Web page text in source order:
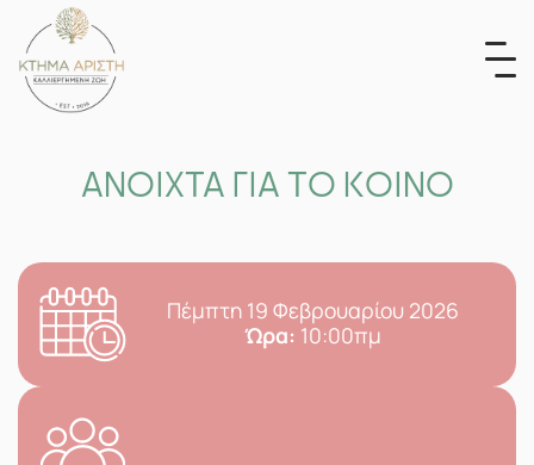
content
ΑΝΟΙΧΤΑ ΓΙΑ ΤΟ ΚΟΙΝΟ
Πέμπτη 19 Φεβρουαρίου 2026
Ώρα: 10:00πμ